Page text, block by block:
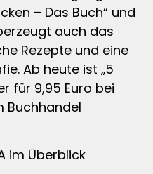
– Das Buch“ und
auch das
Rezepte und eine
Ab heute ist „5
für 9,95 Euro bei
Buchhandel
im Überblick